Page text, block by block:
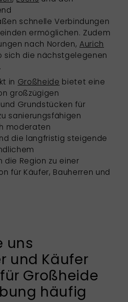
schnelle Verbindungen
ermöglichen. Zudem
nach Norden,Aurich
sich die nächstgelegenen
in Großheide bietet eine
großzügigen
Grundstücken für
sanierungsfähigen
moderaten
die langfristig steigende
die Region zu einer
für Käufer, Bauherren und
uns
und Käufer
Großheide
häufig